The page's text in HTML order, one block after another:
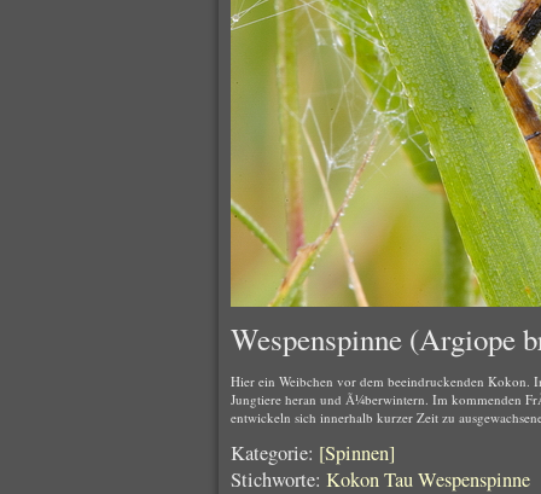
Wespenspinne (Argiope
Hier ein Weibchen vor dem beeindruckenden Kokon.
Jungtiere heran und Ã¼berwintern. Im kommenden
entwickeln sich innerhalb kurzer Zeit zu
Kategorie: [Spinnen]
Stichworte: Kokon Tau Wespenspinne